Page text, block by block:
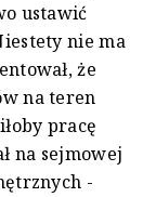
ustawić
nie ma
że
na teren
pracę
na sejmowej
-